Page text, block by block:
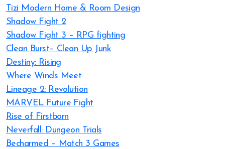
Tizi Modern Home & Room Design
Shadow Fight 2
Shadow Fight 3 – RPG fighting
Clean Burst– Clean Up Junk
Destiny: Rising
Where Winds Meet
Lineage 2: Revolution
MARVEL Future Fight
Rise of Firstborn
Neverfall: Dungeon Trials
Becharmed – Match 3 Games